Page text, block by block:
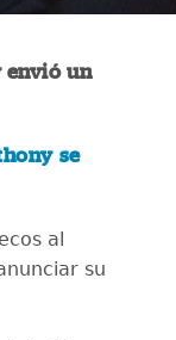
envió un
se
al
su